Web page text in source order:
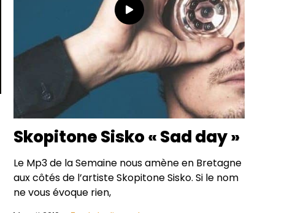
Skopitone Sisko « Sad day »
Le Mp3 de la Semaine nous amène en Bretagne
aux côtés de l’artiste Skopitone Sisko. Si le nom
ne vous évoque rien,